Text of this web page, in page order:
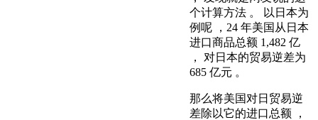
个计算方法 。 以日本为
例呢 ，24 年美国从日本
进口商品总额 1,482 亿
， 对日本的贸易逆差为
685 亿元 。
那么将美国对日贸易逆
差除以它的进口总额 ，